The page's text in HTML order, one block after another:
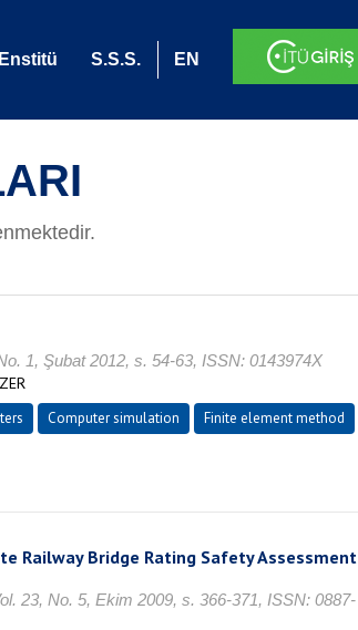
S.S.S. EN
1, Şubat 2012, s. 54-63, ISSN: 0143974X
Computer simulation
Finite element method
Railway Bridge Rating Safety Assessment
23, No. 5, Ekim 2009, s. 366-371, ISSN: 0887-